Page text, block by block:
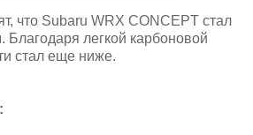
что Subaru WRX CONCEPT стал
легкой карбоновой
стал еще ниже.